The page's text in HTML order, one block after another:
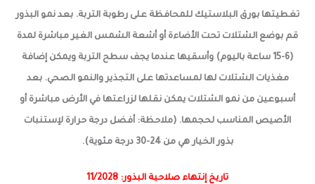
تغطيتها بورق البلاستيك للمحافظة على رطوبة التربة. بعد نمو البذور
قم بوضع الشتلات تحت الأضاءة أو أشعة الشمس الغير مباشرة لمدة
(6-15 ساعة باليوم) وأسقيها عندما يجف سطح التربة ويمكن إضافة
مغذيات الشتلات لها لمساعدتها على التجذير والنمو الصحي. بعد
أسبوعين من نمو الشتلات يمكن نقلها لزراعتها في الأرض مباشرة أو
الأصيص المناسب لحجمها. (ملاحظة: أفضل درجة حرارة لإستنبات
بذور الخيار هي من 24-30 درجة مئوية).
تاريخ إنتهاء صلاحية البذور: 11/2028